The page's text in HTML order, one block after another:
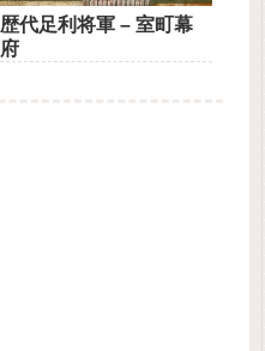
歴代足利将軍 – 室町幕
府